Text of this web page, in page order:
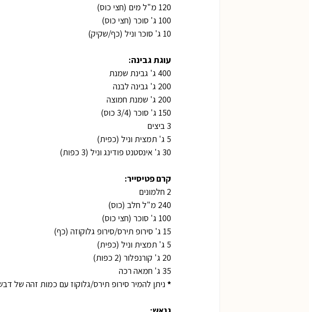
120 מ"ל מים (חצי כוס)
100 ג' סוכר (חצי כוס)
10 ג' סוכר וניל (כף/שקיק)
עוגת גבינה:
400 ג' גבינת שמנת
200 ג' גבינה לבנה
200 ג' שמנת חמוצה
150 ג' סוכר (3/4 כוס)
3 ביצים
5 ג' תמצית וניל (כפית)
30 ג' אינסטנט פודינג וניל (3 כפות)
קרם פטיסייר:
2 חלמונים
240 מ"ל חלב (כוס)
100 ג' סוכר (חצי כוס)
15 ג' סירופ תירס/סירופ גלוקוזה (כף)
5 ג' תמצית וניל (כפית)
20 ג' קורנפלור (2 כפות)
35 ג' חמאה רכה
* ניתן להמיר סירופ תירס/גלוקוז עם כמות זהה של